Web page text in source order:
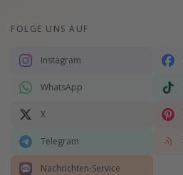
FOLGE UNS AUF
Instagram
WhatsApp
X
Telegram
Nachrichten-Service